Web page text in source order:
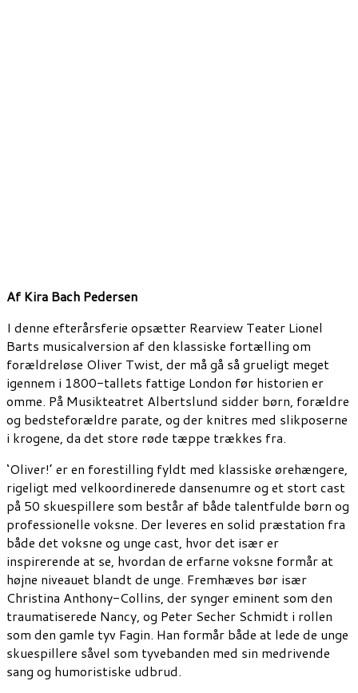
Af Kira Bach Pedersen
I denne efterårsferie opsætter Rearview Teater Lionel
Barts musicalversion af den klassiske fortælling om
forældreløse Oliver Twist, der må gå så grueligt meget
igennem i 1800-tallets fattige London før historien er
omme. På Musikteatret Albertslund sidder børn, forældre
og bedsteforældre parate, og der knitres med slikposerne
i krogene, da det store røde tæppe trækkes fra.
‘Oliver!’ er en forestilling fyldt med klassiske ørehængere,
rigeligt med velkoordinerede dansenumre og et stort cast
på 50 skuespillere som består af både talentfulde børn og
professionelle voksne. Der leveres en solid præstation fra
både det voksne og unge cast, hvor det især er
inspirerende at se, hvordan de erfarne voksne formår at
højne niveauet blandt de unge. Fremhæves bør især
Christina Anthony-Collins, der synger eminent som den
traumatiserede Nancy, og Peter Secher Schmidt i rollen
som den gamle tyv Fagin. Han formår både at lede de unge
skuespillere såvel som tyvebanden med sin medrivende
sang og humoristiske udbrud.